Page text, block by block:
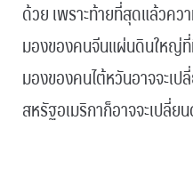
ด้วย เพราะท้ายที่สุดแล้วค
มองของคนจีนแผ่นดินใหญ่
มองของคนไต้หวันอาจจะเ
สหรัฐอเมริกาก็อาจจะเปลี่ย